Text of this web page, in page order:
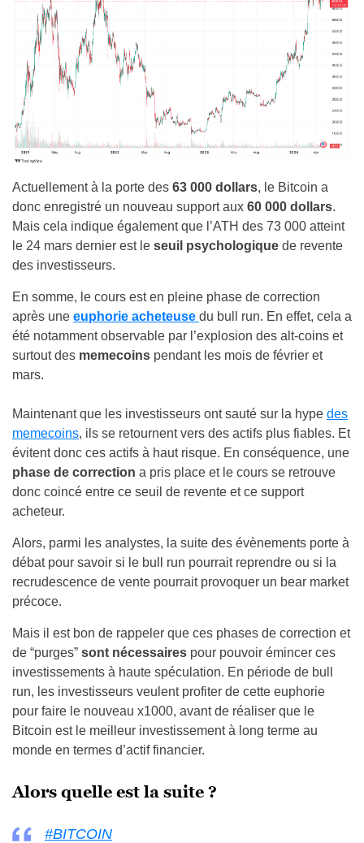
Actuellement à la porte des 63 000 dollars, le Bitcoin a
donc enregistré un nouveau support aux 60 000 dollars.
Mais cela indique également que l’ATH des 73 000 atteint
le 24 mars dernier est le seuil psychologique de revente
des investisseurs.
En somme, le cours est en pleine phase de correction
après une euphorie acheteuse du bull run. En effet, cela a
été notamment observable par l’explosion des alt-coins et
surtout des memecoins pendant les mois de février et
mars.
Maintenant que les investisseurs ont sauté sur la hype des
memecoins, ils se retournent vers des actifs plus fiables. Et
évitent donc ces actifs à haut risque. En conséquence, une
phase de correction a pris place et le cours se retrouve
donc coincé entre ce seuil de revente et ce support
acheteur.
Alors, parmi les analystes, la suite des évènements porte à
débat pour savoir si le bull run pourrait reprendre ou si la
recrudescence de vente pourrait provoquer un bear market
précoce.
Mais il est bon de rappeler que ces phases de correction et
de “purges” sont nécessaires pour pouvoir émincer ces
investissements à haute spéculation. En période de bull
run, les investisseurs veulent profiter de cette euphorie
pour faire le nouveau x1000, avant de réaliser que le
Bitcoin est le meilleur investissement à long terme au
monde en termes d’actif financier.
Alors quelle est la suite ?
#BITCOIN